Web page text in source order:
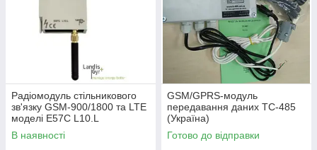
Радіомодуль стільникового
зв'язку GSM-900/1800 та LTE
моделі E57C L10.L
В наявності
GSM/GPRS-модуль
передавання даних TC-485
(Україна)
Готово до відправки